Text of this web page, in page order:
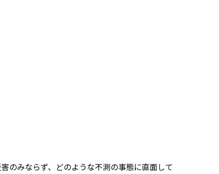
のみならず、どのような不測の事態に直面して